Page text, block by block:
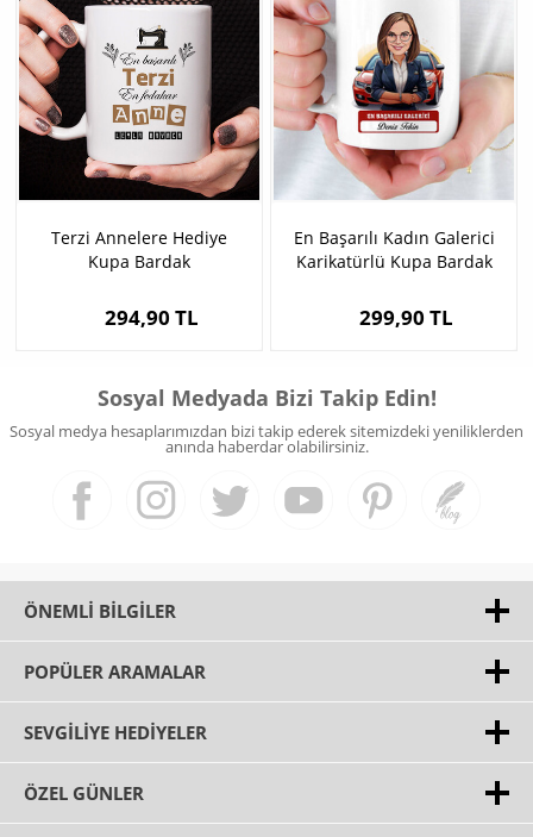
Terzi Annelere Hediye
Kupa Bardak
294,90 TL
En Başarılı Kadın Galerici
Karikatürlü Kupa Bardak
299,90 TL
Sosyal Medyada Bizi Takip Edin!
Sosyal medya hesaplarımızdan bizi takip ederek sitemizdeki yeniliklerden
anında haberdar olabilirsiniz.
ÖNEMLI BILGILER
POPÜLER ARAMALAR
SEVGILIYE HEDIYELER
ÖZEL GÜNLER